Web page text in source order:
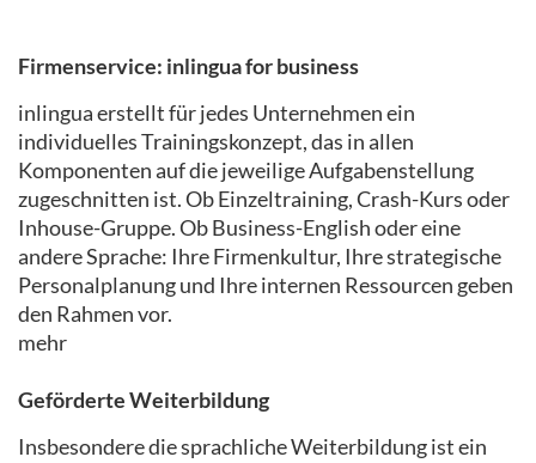
Firmenservice: inlingua for business
inlingua erstellt für jedes Unternehmen ein
individuelles Trainingskonzept, das in allen
Komponenten auf die jeweilige Aufgabenstellung
zugeschnitten ist. Ob Einzeltraining, Crash-Kurs oder
Inhouse-Gruppe. Ob Business-English oder eine
andere Sprache: Ihre Firmenkultur, Ihre strategische
Personalplanung und Ihre internen Ressourcen geben
den Rahmen vor.
mehr
Geförderte Weiterbildung
Insbesondere die sprachliche Weiterbildung ist ein